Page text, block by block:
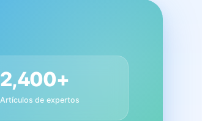
2,400+
Artículos de expertos